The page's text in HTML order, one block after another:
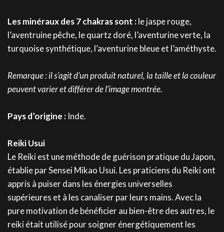
Les minéraux des 7 chakras sont :le jaspe rouge,
l’aventruine pêche, le quartz doré, l’aventurine verte, la
turquoise synthétique, l’aventurine bleue et l’améthyste.
Remarque : il s’agit d’un produit naturel, la taille et la couleur
peuvent varier et différer de l’image montrée.
Pays d’origine : Inde.
Reiki Usui
Le Reiki est une méthode de guérison pratique du Japon,
établie par Sensei Mikao Usui. Les praticiens du Reiki ont
appris à puiser dans les énergies universelles
supérieures et à les canaliser par leurs mains. Avec la
pure motivation de bénéficier au bien-être des autres, le
reiki était utilisé pour soigner énergétiquement les